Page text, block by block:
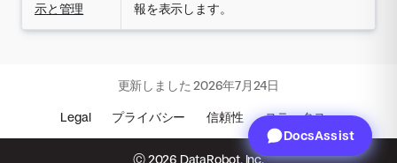
示と管理
報を表示します。
Legal プライバシー 信頼性 ステータス
更新しました2026年7月24日
© 2026 DataRobot, Inc.
DocsAssist